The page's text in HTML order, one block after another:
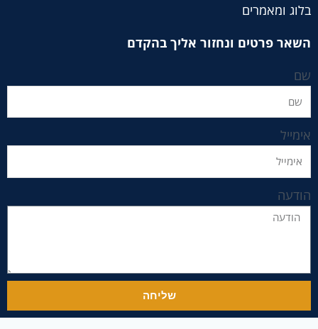
בלוג ומאמרים
השאר פרטים ונחזור אליך בהקדם
שם
אימייל
הודעה
שליחה